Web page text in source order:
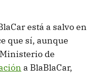
está a salvo en
que sí, aunque
de
a BlaBlaCar,